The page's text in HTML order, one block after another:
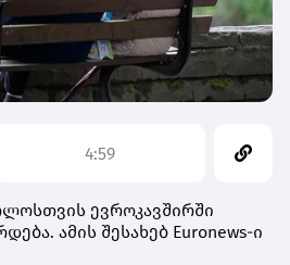
4:59
ევროკავშირში
ამის შესახებ Euronews-ი